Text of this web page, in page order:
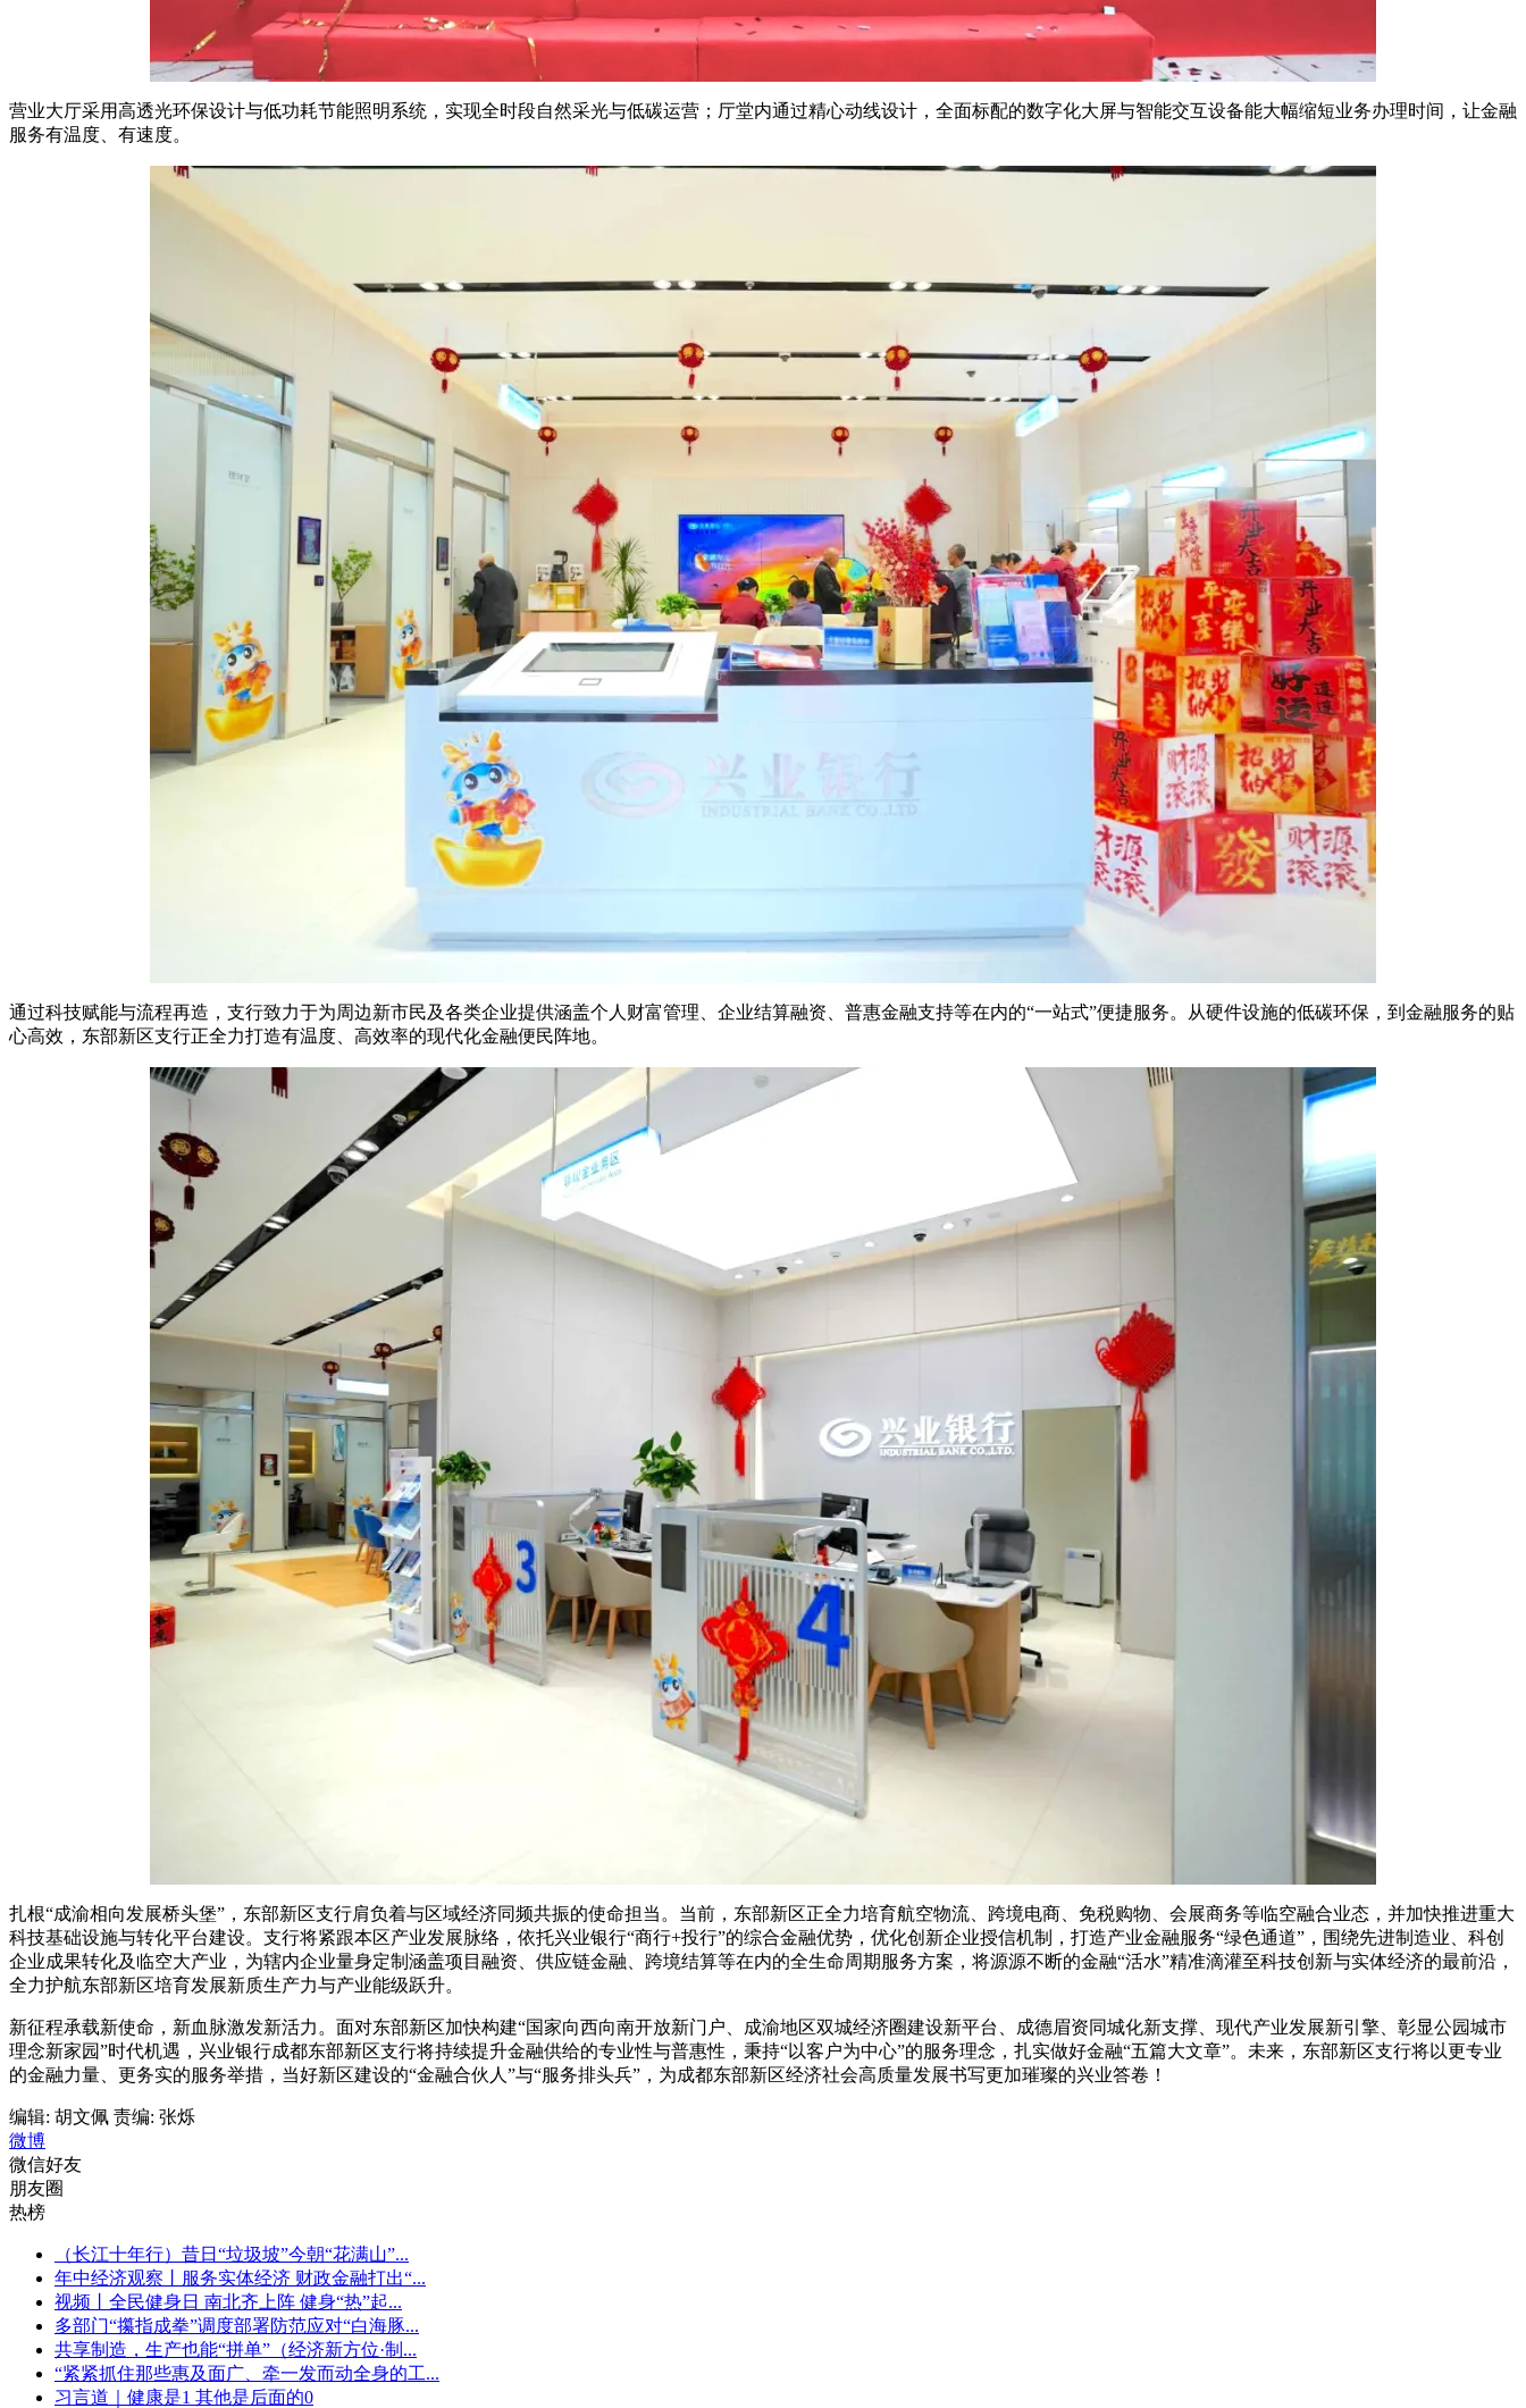
营业大厅采用高透光环保设计与低功耗节能照明系统，实现全时段自然采光与低碳运营；厅堂内通过精心动线设计，全面标配的数字化大屏与智能交互设备能大幅缩短业务办理时间，让金融
服务有温度、有速度。
通过科技赋能与流程再造，支行致力于为周边新市民及各类企业提供涵盖个人财富管理、企业结算融资、普惠金融支持等在内的“一站式”便捷服务。从硬件设施的低碳环保，到金融服务的贴
心高效，东部新区支行正全力打造有温度、高效率的现代化金融便民阵地。
扎根“成渝相向发展桥头堡”，东部新区支行肩负着与区域经济同频共振的使命担当。当前，东部新区正全力培育航空物流、跨境电商、免税购物、会展商务等临空融合业态，并加快推进重大
科技基础设施与转化平台建设。支行将紧跟本区产业发展脉络，依托兴业银行“商行+投行”的综合金融优势，优化创新企业授信机制，打造产业金融服务“绿色通道”，围绕先进制造业、科创
企业成果转化及临空大产业，为辖内企业量身定制涵盖项目融资、供应链金融、跨境结算等在内的全生命周期服务方案，将源源不断的金融“活水”精准滴灌至科技创新与实体经济的最前沿，
全力护航东部新区培育发展新质生产力与产业能级跃升。
新征程承载新使命，新血脉激发新活力。面对东部新区加快构建“国家向西向南开放新门户、成渝地区双城经济圈建设新平台、成德眉资同城化新支撑、现代产业发展新引擎、彰显公园城市
理念新家园”时代机遇，兴业银行成都东部新区支行将持续提升金融供给的专业性与普惠性，秉持“以客户为中心”的服务理念，扎实做好金融“五篇大文章”。未来，东部新区支行将以更专业
的金融力量、更务实的服务举措，当好新区建设的“金融合伙人”与“服务排头兵”，为成都东部新区经济社会高质量发展书写更加璀璨的兴业答卷！
编辑: 胡文佩 责编: 张烁
微博
微信好友
朋友圈
热榜
（长江十年行）昔日“垃圾坡”今朝“花满山”...
年中经济观察丨服务实体经济 财政金融打出“...
视频丨全民健身日 南北齐上阵 健身“热”起...
多部门“攥指成拳”调度部署防范应对“白海豚...
共享制造，生产也能“拼单”（经济新方位·制...
“紧紧抓住那些惠及面广、牵一发而动全身的工...
习言道｜健康是1 其他是后面的0